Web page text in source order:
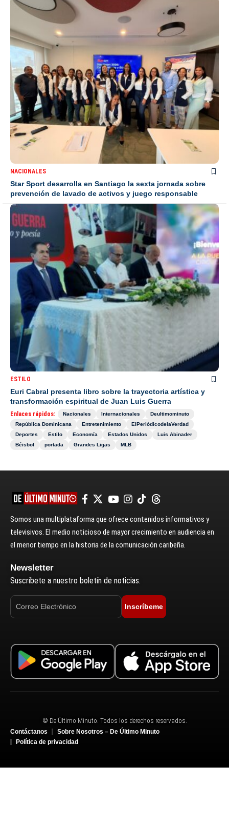
NACIONALES
Star Sport desarrolla en Santiago la sexta jornada sobre
prevención de lavado de activos y juego responsable
ESTILO
Euri Cabral presenta libro sobre la trayectoria artística y
transformación espiritual de Juan Luis Guerra
Enlaces rápidos: Nacionales Internacionales
Deultimominuto
República Dominicana
Entretenimiento
ElPeriódicodelaVerdad
Deportes
Estilo Economía Estados Unidos
Luis Abinader
Béisbol
portada Grandes Ligas MLB
Somos una multiplataforma que ofrece contenidos informativos y
televisivos. El medio noticioso de mayor crecimiento en audiencia en
el menor tiempo en la historia de la comunicación caribeña.
Newsletter
Suscríbete a nuestro boletín de noticias.
Inscríbeme
© De Último Minuto. Todos los derechos reservados.
Contáctanos
Sobre Nosotros – De Último Minuto
Política de privacidad